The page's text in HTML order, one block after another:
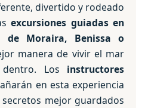
divertido y rodeado
excursiones guiadas en
Moraira, Benissa o
manera de vivir el mar
Los instructores
en esta experiencia
mejor guardados